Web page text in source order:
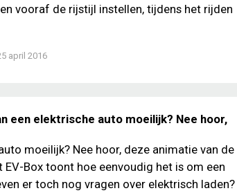
vooraf de rijstijl instellen, tijdens het rijden
april 2016
een elektrische auto moeilijk? Nee hoor,
moeilijk? Nee hoor, deze animatie van de
Box toont hoe eenvoudig het is om een
er toch nog vragen over elektrisch laden?